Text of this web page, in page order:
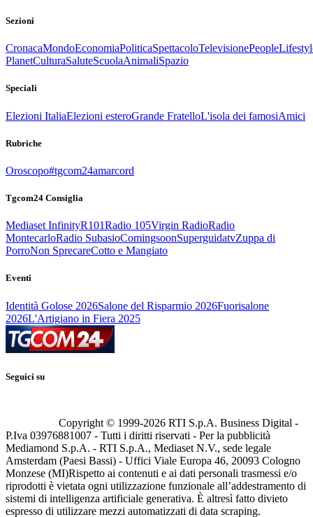
Sezioni
CronacaMondoEconomiaPoliticaSpettacoloTelevisionePeople
PlanetCulturaSaluteScuolaAnimaliSpazio
Speciali
Elezioni ItaliaElezioni esteroGrande FratelloL'isola dei famosiAmici
Rubriche
Oroscopo#tgcom24amarcord
Tgcom24 Consiglia
Mediaset InfinityR101Radio 105Virgin RadioRadio
MontecarloRadio SubasioComingsoonSuperguidatvZuppa di
PorroNon SprecareCotto e Mangiato
Eventi
Identità Golose 2026Salone del Risparmio 2026Fuorisalone
2026L'Artigiano in Fiera 2025
Seguici su
Copyright © 1999-2026 RTI S.p.A. Business Digital -
P.Iva 03976881007 - Tutti i diritti riservati - Per la pubblicità
Mediamond S.p.A. - RTI S.p.A., Mediaset N.V., sede legale
Amsterdam (Paesi Bassi) - Uffici Viale Europa 46, 20093 Cologno
Monzese (MI)Rispetto ai contenuti e ai dati personali trasmessi e/o
riprodotti è vietata ogni utilizzazione funzionale all’addestramento di
sistemi di intelligenza artificiale generativa. È altresì fatto divieto
espresso di utilizzare mezzi automatizzati di data scraping.